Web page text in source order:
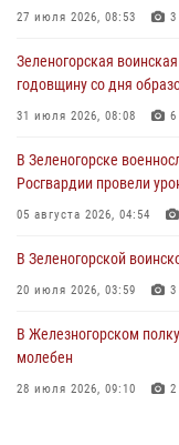
04 августа 2026, 06:50
Военнослужащие
познакомили
03 августа 2026, 13:12
В Железногорске
Росгвардии отметили
03 августа 2026, 13:09
27 июля 2026, 08:53 3
Зеленогорская
годовщину со дня
31 июля 2026, 08:08 6
В Зеленогорске
Росгвардии провели
05 августа 2026, 04:54
В Зеленогорской
20 июля 2026, 03:59 3
В Железногорском
молебен
28 июля 2026, 09:10 2